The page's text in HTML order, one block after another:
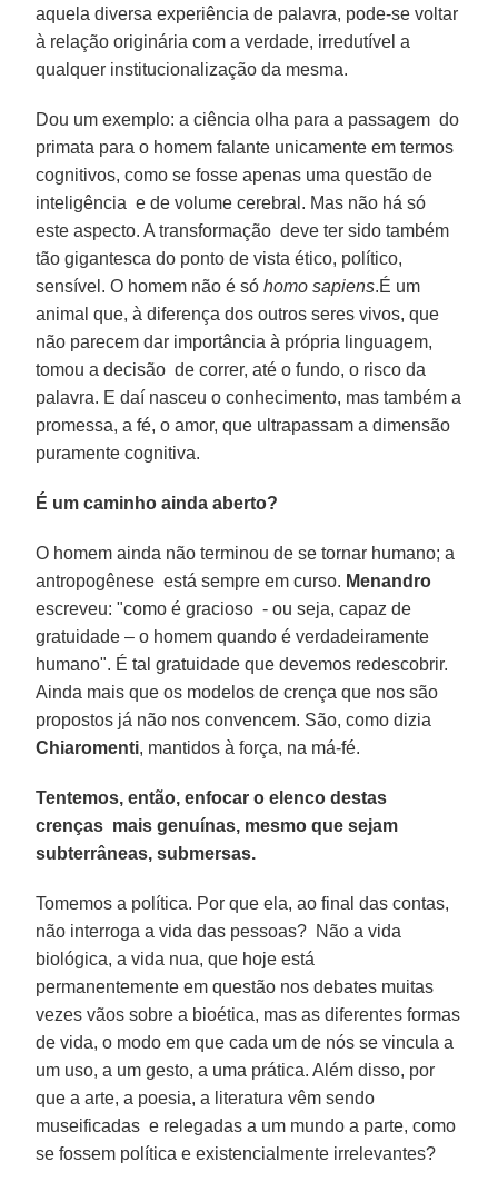
aquela diversa experiência de palavra, pode-se voltar
à relação originária com a verdade, irredutível a
qualquer institucionalização da mesma.
Dou um exemplo: a ciência olha para a passagem do
primata para o homem falante unicamente em termos
cognitivos, como se fosse apenas uma questão de
inteligência e de volume cerebral. Mas não há só
este aspecto. A transformação deve ter sido também
tão gigantesca do ponto de vista ético, político,
sensível. O homem não é sóhomo sapiens.É um
animal que, à diferença dos outros seres vivos, que
não parecem dar importância à própria linguagem,
tomou a decisão de correr, até o fundo, o risco da
palavra. E daí nasceu o conhecimento, mas também a
promessa, a fé, o amor, que ultrapassam a dimensão
puramente cognitiva.
É um caminho ainda aberto?
O homem ainda não terminou de se tornar humano; a
antropogênese está sempre em curso. Menandro
escreveu: "como é gracioso - ou seja, capaz de
gratuidade – o homem quando é verdadeiramente
humano". É tal gratuidade que devemos redescobrir.
Ainda mais que os modelos de crença que nos são
propostos já não nos convencem. São, como dizia
Chiaromenti, mantidos à força, na má-fé.
Tentemos, então, enfocar o elenco destas
crenças mais genuínas, mesmo que sejam
subterrâneas, submersas.
Tomemos a política. Por que ela, ao final das contas,
não interroga a vida das pessoas? Não a vida
biológica, a vida nua, que hoje está
permanentemente em questão nos debates muitas
vezes vãos sobre a bioética, mas as diferentes formas
de vida, o modo em que cada um de nós se vincula a
um uso, a um gesto, a uma prática. Além disso, por
que a arte, a poesia, a literatura vêm sendo
museificadas e relegadas a um mundo a parte, como
se fossem política e existencialmente irrelevantes?